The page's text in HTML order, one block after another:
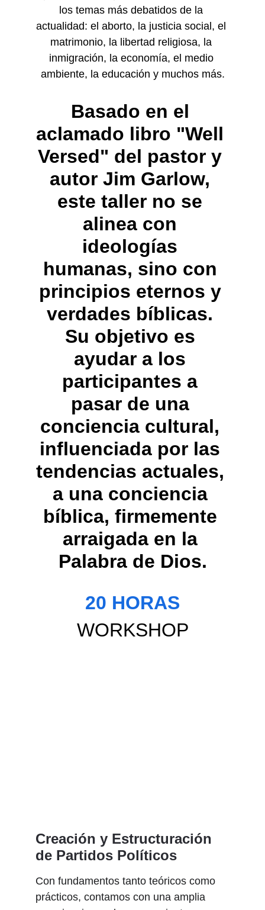
20 HORAS
WORKSHOP
los temas más debatidos de la
actualidad: el aborto, la justicia social, el
matrimonio, la libertad religiosa, la
inmigración, la economía, el medio
ambiente, la educación y muchos más.
Basado en el
aclamado libro "Well
Versed" del pastor y
autor Jim Garlow,
este taller no se
alinea con
ideologías
humanas, sino con
principios eternos y
verdades bíblicas.
Su objetivo es
ayudar a los
participantes a
pasar de una
conciencia cultural,
influenciada por las
tendencias actuales,
a una conciencia
bíblica, firmemente
arraigada en la
Palabra de Dios.
Creación y Estructuración
de Partidos Políticos
Con fundamentos tanto teóricos como
prácticos, contamos con una amplia